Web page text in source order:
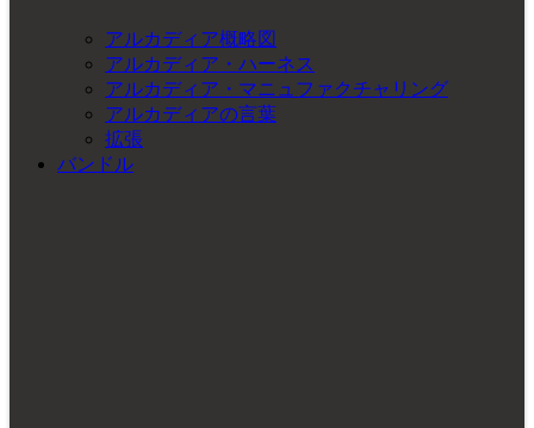
アルカディア概略図
アルカディア・ハーネス
アルカディア・マニュファクチャリング
アルカディアの言葉
拡張
バンドル